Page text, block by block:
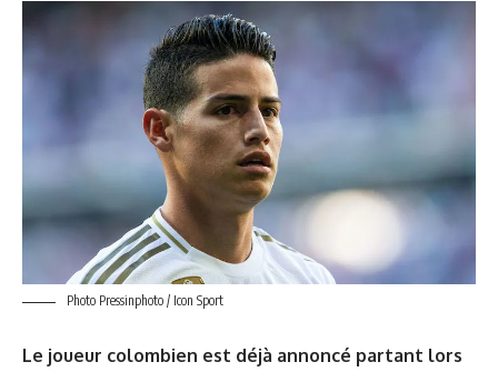
Photo Pressinphoto / Icon Sport
Le joueur colombien est déjà annoncé partant lors